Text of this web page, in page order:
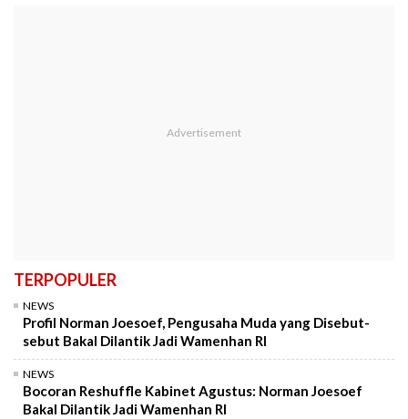
TERPOPULER
NEWS
Profil Norman Joesoef, Pengusaha Muda yang Disebut-
sebut Bakal Dilantik Jadi Wamenhan RI
NEWS
Bocoran Reshuffle Kabinet Agustus: Norman Joesoef
Bakal Dilantik Jadi Wamenhan RI